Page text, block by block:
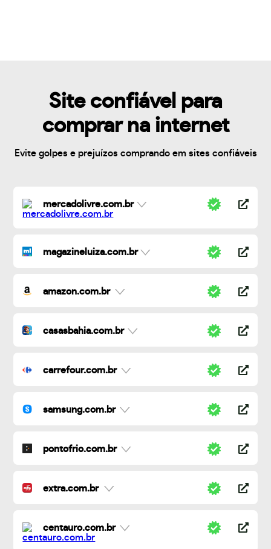
Site confiável para
comprar na internet
Evite golpes e prejuízos comprando em sites confiáveis
mercadolivre.com.br
magazineluiza.com.br
amazon.com.br
casasbahia.com.br
carrefour.com.br
samsung.com.br
pontofrio.com.br
extra.com.br
centauro.com.br